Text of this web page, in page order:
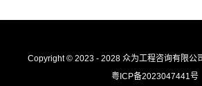
Copyright © 2023 - 2028 众为工程咨询有限公
粤ICP备2023047441号